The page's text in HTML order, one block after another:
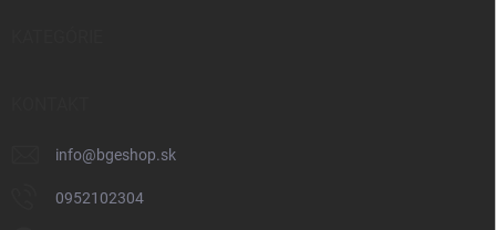
info@bgeshop.sk
0952102304